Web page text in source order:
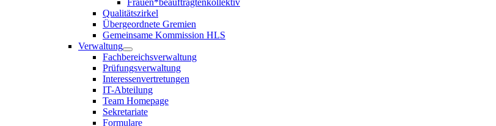
Qualitätszirkel
Übergeordnete Gremien
Gemeinsame Kommission HLS
Verwaltung
Fachbereichsverwaltung
Prüfungsverwaltung
Interessenvertretungen
IT-Abteilung
Team Homepage
Sekretariate
Formulare